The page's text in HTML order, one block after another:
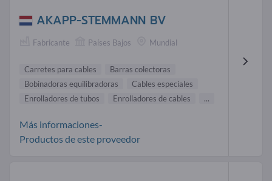
AKAPP-STEMMANN BV
Fabricante Países Bajos Mundial
Carretes para cables
Barras colectoras
Bobinadoras equilibradoras
Cables especiales
Enrolladores de tubos
Enrolladores de cables ...
Más informaciones-
Productos de este proveedor